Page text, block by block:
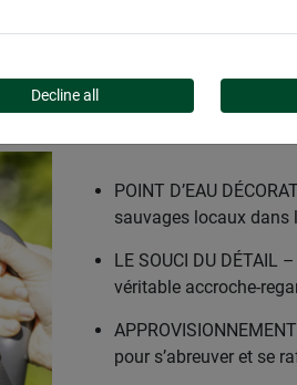
POINT D’EAU
sauvages locaux dans
LE SOUCI DU DÉTAIL
véritable accroche-
pour s’abreuver et se
Decline all